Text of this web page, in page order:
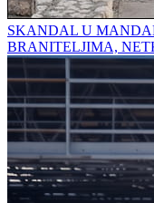
SKANDAL U
BRANITELJIMA,